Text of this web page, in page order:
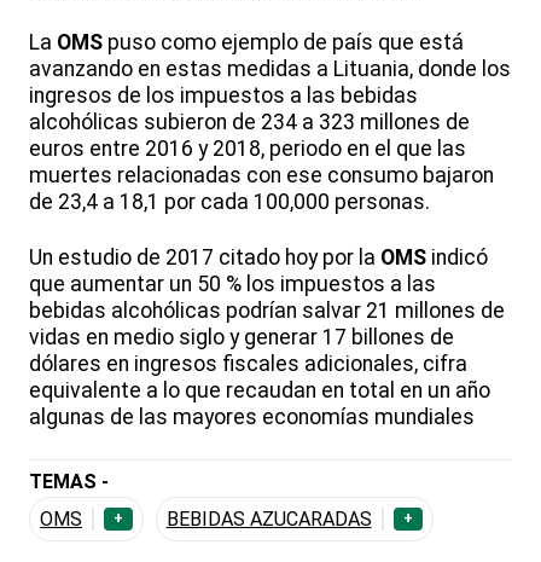
La OMS puso como ejemplo de país que está
avanzando en estas medidas a Lituania, donde los
ingresos de los impuestos a las bebidas
alcohólicas subieron de 234 a 323 millones de
euros entre 2016 y 2018, periodo en el que las
muertes relacionadas con ese consumo bajaron
de 23,4 a 18,1 por cada 100,000 personas.
Un estudio de 2017 citado hoy por la OMS indicó
que aumentar un 50 % los impuestos a las
bebidas alcohólicas podrían salvar 21 millones de
vidas en medio siglo y generar 17 billones de
dólares en ingresos fiscales adicionales, cifra
equivalente a lo que recaudan en total en un año
algunas de las mayores economías mundiales
TEMAS -
OMS
+ BEBIDAS AZUCARADAS +